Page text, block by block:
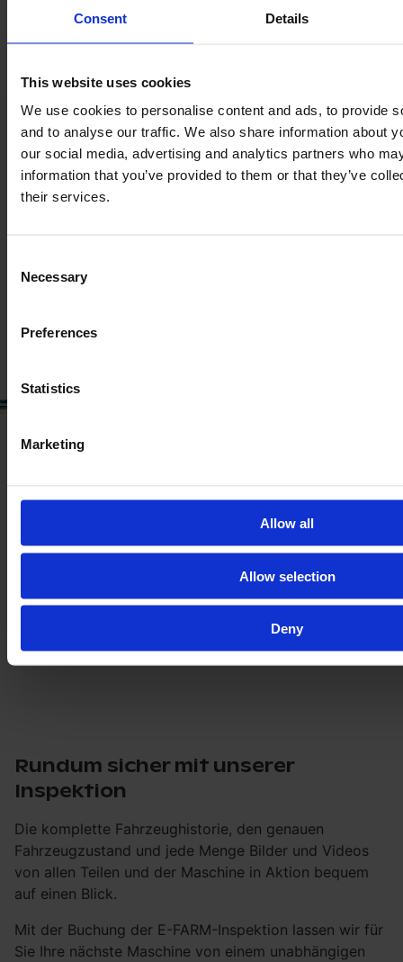
Consent Details
This website uses cookies
We use cookies to personalise content and ads, to provide
and to analyse our traffic. We also share information about
our social media, advertising and analytics partners who
information that you’ve provided to them or that they’ve
their services.
Selection
Necessary
Preferences
Statistics
Marketing
Allow all
Allow selection
Deny
Sitzfederung
Produktinformationen
Die hier angezeigten Daten dienen lediglich
Informationszwecken und werden nicht vom aktuellen
Verkäufer zur Verfügung gestellt. Wenngleich wir stets bemüht
sind, alle Produktinformationen korrekt und auf dem neuesten
Rundum sicher mit unserer
Inspektion
Die komplette Fahrzeughistorie, den genauen
Fahrzeugzustand und jede Menge Bilder und Videos
von allen Teilen und der Maschine in Aktion bequem
auf einen Blick.
Mit der Buchung der E-FARM-Inspektion lassen wir für
Sie Ihre nächste Maschine von einem unabhängigen